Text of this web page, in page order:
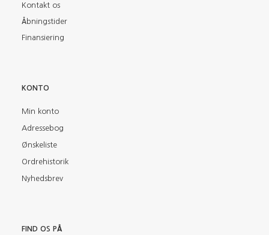
Kontakt os
Åbningstider
Finansiering
KONTO
Min konto
Adressebog
Ønskeliste
Ordrehistorik
Nyhedsbrev
FIND OS PÅ